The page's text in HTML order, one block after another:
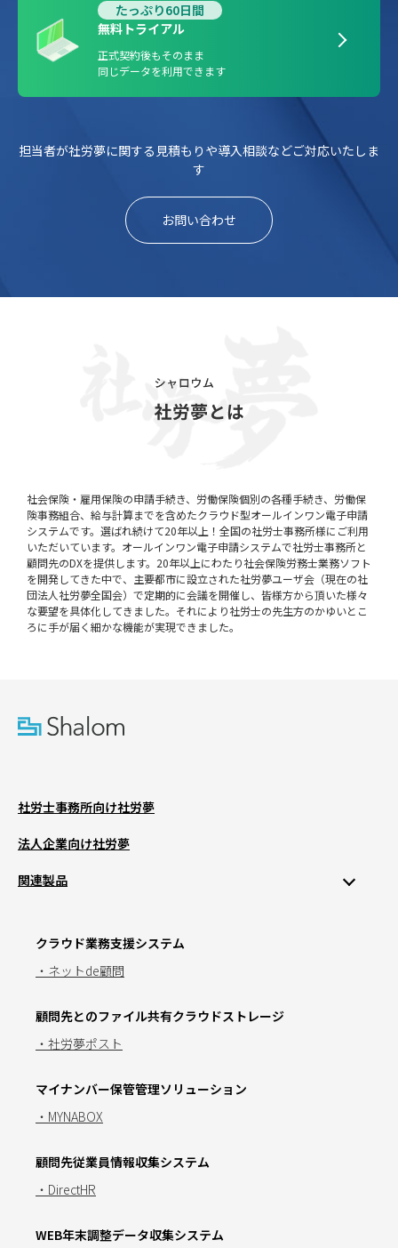
たっぷり60日間
無料トライアル
正式契約後もそのまま
同じデータを利用できます
担当者が社労夢に関する見積もりや導入相談などご対応いたしま
す
お問い合わせ
社会保険・雇用保険の申請手続き、労働保険個別の各種手続き、労働保
険事務組合、給与計算までを含めたクラウド型オールインワン電子申請
システムです。選ばれ続けて20年以上！全国の社労士事務所様にご利用
いただいています。オールインワン電子申請システムで社労士事務所と
顧問先のDXを提供します。20年以上にわたり社会保険労務士業務ソフト
を開発してきた中で、主要都市に設立された社労夢ユーザ会（現在の社
団法人社労夢全国会）で定期的に会議を開催し、皆様方から頂いた様々
な要望を具体化してきました。それにより社労士の先生方のかゆいとこ
ろに手が届く細かな機能が実現できました。
社労士事務所向け社労夢
法人企業向け社労夢
関連製品
クラウド業務支援システム
・ネットde顧問
顧問先とのファイル共有クラウドストレージ
・社労夢ポスト
マイナンバー保管管理ソリューション
・MYNABOX
顧問先従業員情報収集システム
・DirectHR
WEB年末調整データ収集システム